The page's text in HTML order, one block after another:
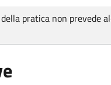
pratica non prevede